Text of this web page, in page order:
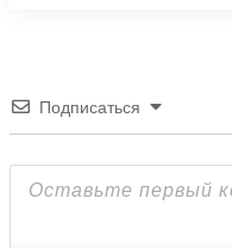
Подписаться